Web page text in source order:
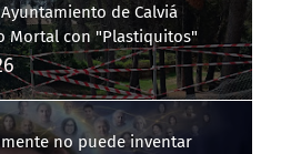
de Calviá
Mortal con "Plastiquitos"
no puede inventar